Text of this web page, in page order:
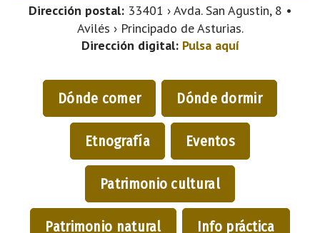
Dirección postal:33401 › Avda. San Agustin, 8 •
Avilés › Principado de Asturias.
Dirección digital: Pulsa aquí
Dónde comer Dónde dormir
Etnografía Eventos
Patrimonio cultural
Patrimonio natural Info práctica